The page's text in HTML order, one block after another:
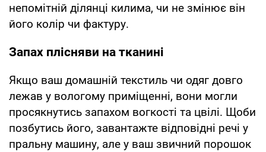
непомітній ділянці килима, чи не змінює він
його колір чи фактуру.
Запах плісняви на тканині
Якщо ваш домашній текстиль чи одяг довго
лежав у вологому приміщенні, вони могли
просякнутись запахом вогкості та цвілі. Щоби
позбутись його, завантажте відповідні речі у
пральну машину, але у ваш звичний порошок